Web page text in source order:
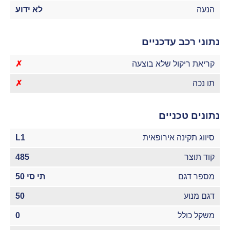
הנעה לא ידוע
נתוני רכב עדכניים
קריאת ריקול שלא בוצעה ✗
תו נכה ✗
נתונים טכניים
סיווג תקינה אירופאית L1
קוד תוצר 485
מספר דגם תי סי 50
דגם מנוע 50
משקל כולל 0